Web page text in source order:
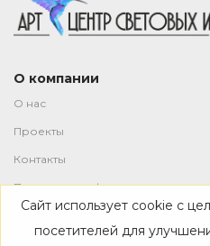
О компании
О нас
Проекты
Контакты
Политика конфиденциальности
Магазин
Сайт использует cookie с
посетителей для